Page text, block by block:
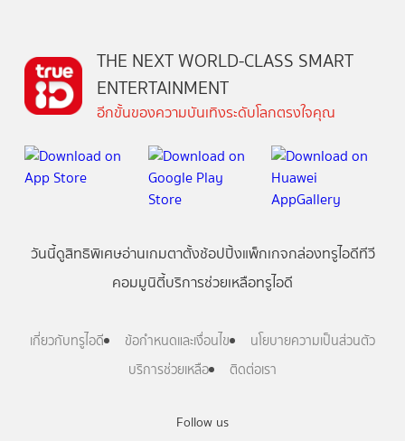
Follow us
THE NEXT WORLD-CLASS SMART
ENTERTAINMENT
อีกขั้นของความบันเทิงระดับโลกตรงใจคุณ
วันนี้ดูสิทธิพิเศษอ่านเกมตาตั้งช้อปปิ้งแพ็กเกจกล่องทรูไอดีทีวี
คอมมูนิตี้บริการช่วยเหลือทรูไอดี
เกี่ยวกับทรูไอดี ข้อกำหนดและเงื่อนไข
นโยบายความเป็นส่วนตัว
บริการช่วยเหลือ
ติดต่อเรา